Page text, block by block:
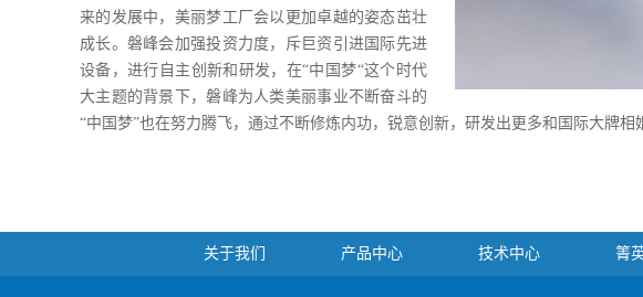
来的发展中，美丽梦工厂会以更加卓越的姿态茁壮
成长。磐峰会加强投资力度，斥巨资引进国际先进
设备，进行自主创新和研发，在“中国梦“这个时代
大主题的背景下，磐峰为人类美丽事业不断奋斗的
“中国梦”也在努力腾飞，通过不断修炼内功，锐意创新，研发出更多和国际大牌
关于我们 产品中心 技术中心 箐